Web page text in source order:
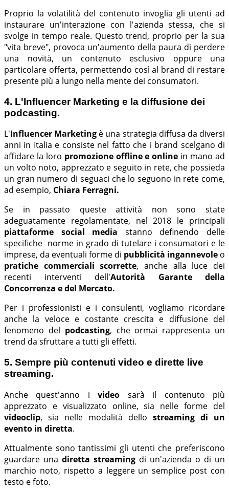
Proprio la volatilità del contenuto invoglia gli utenti ad
instaurare un'interazione con l'azienda stessa, che si
svolge in tempo reale. Questo trend, proprio per la sua
"vita breve", provoca un'aumento della paura di perdere
una novità, un contenuto esclusivo oppure una
particolare offerta, permettendo così al brand di restare
presente più a lungo nella mente dei consumatori.
4. L'Influencer Marketing e la diffusione dei
podcasting.
L'Influencer Marketing è una strategia diffusa da diversi
anni in Italia e consiste nel fatto che i brand scelgano di
affidare la loro promozione offline e online in mano ad
un volto noto, apprezzato e seguito in rete, che possieda
un gran numero di seguaci che lo seguono in rete come,
ad esempio, Chiara Ferragni.
Se in passato queste attività non sono state
adeguatamente regolamentate, nel 2018 le principali
piattaforme social media stanno definendo delle
specifiche norme in grado di tutelare i consumatori e le
imprese, da eventuali forme di pubblicità ingannevole o
pratiche commerciali scorrette, anche alla luce dei
recenti interventi dell'Autorità Garante della
Concorrenza e del Mercato.
Per i professionisti e i consulenti, vogliamo ricordare
anche la veloce e costante crescita e diffusione del
fenomeno del podcasting, che ormai rappresenta un
trend da sfruttare a tutti gli effetti.
5. Sempre più contenuti video e dirette live
streaming.
Anche quest'anno ivideo sarà il contenuto più
apprezzato e visualizzato online, sia nelle forme del
videoclip, sia nelle modalità dello streaming di un
evento in diretta.
Attualmente sono tantissimi gli utenti che preferiscono
guardare una diretta streaming di un'azienda o di un
marchio noto, rispetto a leggere un semplice post con
testo e foto.